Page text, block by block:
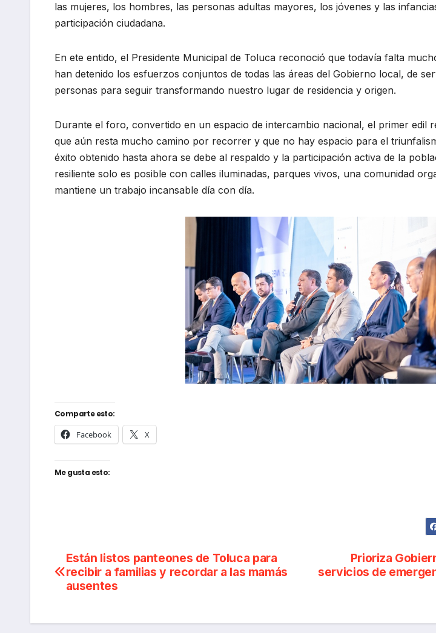
las mujeres, los hombres, las personas adultas mayores, los jóvenes y las
participación ciudadana.
En ete entido, el Presidente Municipal de Toluca reconoció que todavía falta
han detenido los esfuerzos conjuntos de todas las áreas del Gobierno local, de
personas para seguir transformando nuestro lugar de residencia y origen.
Durante el foro, convertido en un espacio de intercambio nacional, el primer edil
que aún resta mucho camino por recorrer y que no hay espacio para el
éxito obtenido hasta ahora se debe al respaldo y la participación activa de la
resiliente solo es posible con calles iluminadas, parques vivos, una comunidad
mantiene un trabajo incansable día con día.
Comparte esto:
Facebook X
Me gusta esto:
Navegación
de
Prioriza
servicios de
Están listos panteones de Toluca para
recibir a familias y recordar a las mamás
ausentes